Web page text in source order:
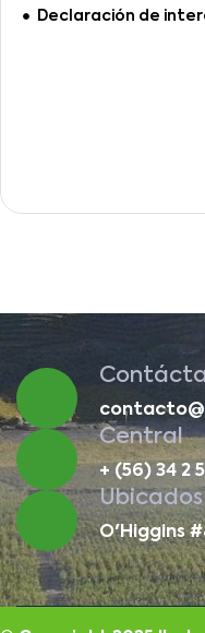
Declaración de
Central
+ (56) 34 2
Ubicados
O'Higgins